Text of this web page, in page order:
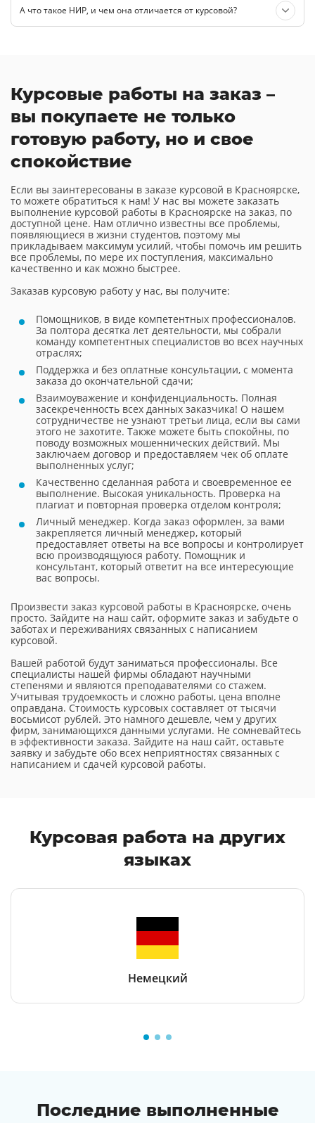
А что такое НИР, и чем она отличается от курсовой?
Курсовые работы на заказ –
вы покупаете не только
готовую работу, но и свое
спокойствие
Если вы заинтересованы в заказе курсовой в Красноярске,
то можете обратиться к нам! У нас вы можете заказать
выполнение курсовой работы в Красноярске на заказ, по
доступной цене. Нам отлично известны все проблемы,
появляющиеся в жизни студентов, поэтому мы
прикладываем максимум усилий, чтобы помочь им решить
все проблемы, по мере их поступления, максимально
качественно и как можно быстрее.
Заказав курсовую работу у нас, вы получите:
Помощников, в виде компетентных профессионалов.
За полтора десятка лет деятельности, мы собрали
команду компетентных специалистов во всех научных
отраслях;
Поддержка и без оплатные консультации, с момента
заказа до окончательной сдачи;
Взаимоуважение и конфиденциальность. Полная
засекреченность всех данных заказчика! О нашем
сотрудничестве не узнают третьи лица, если вы сами
этого не захотите. Также можете быть спокойны, по
поводу возможных мошеннических действий. Мы
заключаем договор и предоставляем чек об оплате
выполненных услуг;
Качественно сделанная работа и своевременное ее
выполнение. Высокая уникальность. Проверка на
плагиат и повторная проверка отделом контроля;
Личный менеджер. Когда заказ оформлен, за вами
закрепляется личный менеджер, который
предоставляет ответы на все вопросы и контролирует
всю производящуюся работу. Помощник и
консультант, который ответит на все интересующие
вас вопросы.
Произвести заказ курсовой работы в Красноярске, очень
просто. Зайдите на наш сайт, оформите заказ и забудьте о
заботах и переживаниях связанных с написанием
курсовой.
Вашей работой будут заниматься профессионалы. Все
специалисты нашей фирмы обладают научными
степенями и являются преподавателями со стажем.
Учитывая трудоемкость и сложно работы, цена вполне
оправдана. Стоимость курсовых составляет от тысячи
восьмисот рублей. Это намного дешевле, чем у других
фирм, занимающихся данными услугами. Не сомневайтесь
в эффективности заказа. Зайдите на наш сайт, оставьте
заявку и забудьте обо всех неприятностях связанных с
написанием и сдачей курсовой работы.
Курсовая работа на других
языках
Немецкий
Последние выполненные